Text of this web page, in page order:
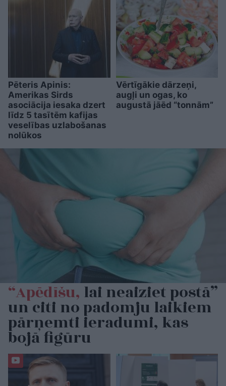
Pēteris Apinis:
Amerikas Sirds
asociācija iesaka dzert
līdz 5 tasītēm kafijas
veselības uzlabošanas
nolūkos
Vērtīgākie dārzeņi,
augļi un ogas, ko
augustā jāēd “tonnām”
“Apēdīšu, lai neaiziet postā”
un citi no padomju laikiem
pārņemti ieradumi, kas
bojā figūru